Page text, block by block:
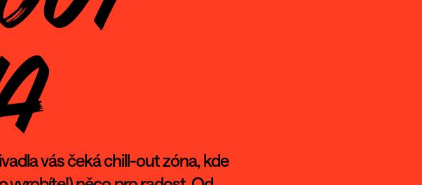
vás čeká chill-out zóna, kde